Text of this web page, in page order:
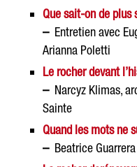
Que sait-on de plus
– Entretien avec
Arianna Poletti
Le rocher devant
– Narcyz Klimas,
Sainte
Quand les mots ne
– Beatrice Guarrera